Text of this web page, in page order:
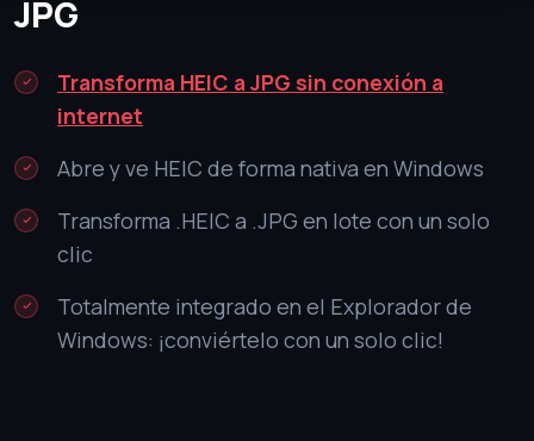
JPG
Transforma HEIC a JPG sin conexión a
internet
Abre y ve HEIC de forma nativa en Windows
Transforma .HEIC a .JPG en lote con un solo
clic
Totalmente integrado en el Explorador de
Windows: ¡conviértelo con un solo clic!